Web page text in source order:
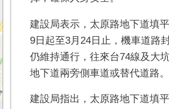
建設局表示，太原路地下道填
9日起至3月24日止，機車道路
仍維持通行，往來台74線及大
地下道兩旁側車道或替代道路。
建設局指出，太原路地下道填